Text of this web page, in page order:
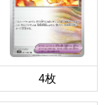
4枚